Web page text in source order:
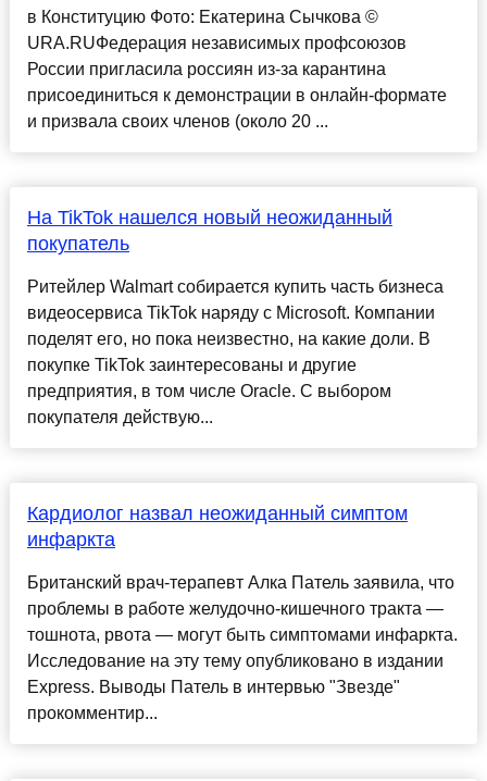
в Конституцию Фото: Екатерина Сычкова ©
URA.RUФедерация независимых профсоюзов
России пригласила россиян из-за карантина
присоединиться к демонстрации в онлайн-формате
и призвала своих членов (около 20 ...
На TikTok нашелся новый неожиданный
покупатель
Ритейлер Walmart собирается купить часть бизнеса
видеосервиса TikTok наряду с Microsoft. Компании
поделят его, но пока неизвестно, на какие доли. В
покупке TikTok заинтересованы и другие
предприятия, в том числе Oracle. С выбором
покупателя действую...
Кардиолог назвал неожиданный симптом
инфаркта
Британский врач-терапевт Алка Патель заявила, что
проблемы в работе желудочно-кишечного тракта —
тошнота, рвота — могут быть симптомами инфаркта.
Исследование на эту тему опубликовано в издании
Express. Выводы Патель в интервью "Звезде"
прокомментир...